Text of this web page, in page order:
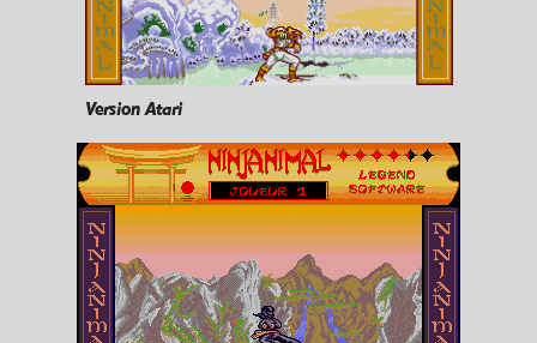
Version Atari